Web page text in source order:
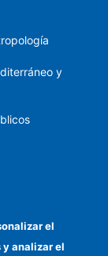
y
el
analizar el